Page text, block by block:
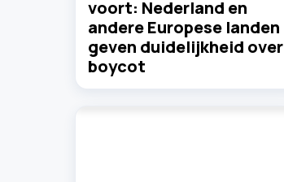
voort: Nederland en
andere Europese landen
geven duidelijkheid over
boycot